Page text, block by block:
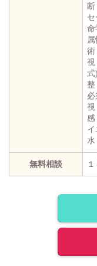
命
術
視
式
整
視
無料相談